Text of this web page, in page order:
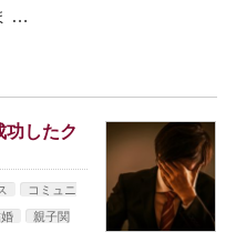
…
功したク
コミュニ
親子関